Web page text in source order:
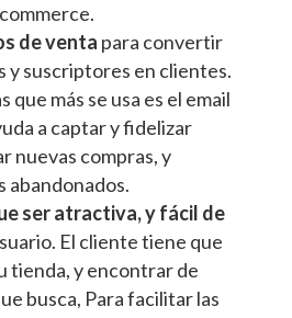
de venta para convertir
y suscriptores en clientes.
que más se usa es el email
a captar y fidelizar
nuevas compras, y
ser atractiva, y fácil de
El cliente tiene que
tienda, y encontrar de
busca, Para facilitar las